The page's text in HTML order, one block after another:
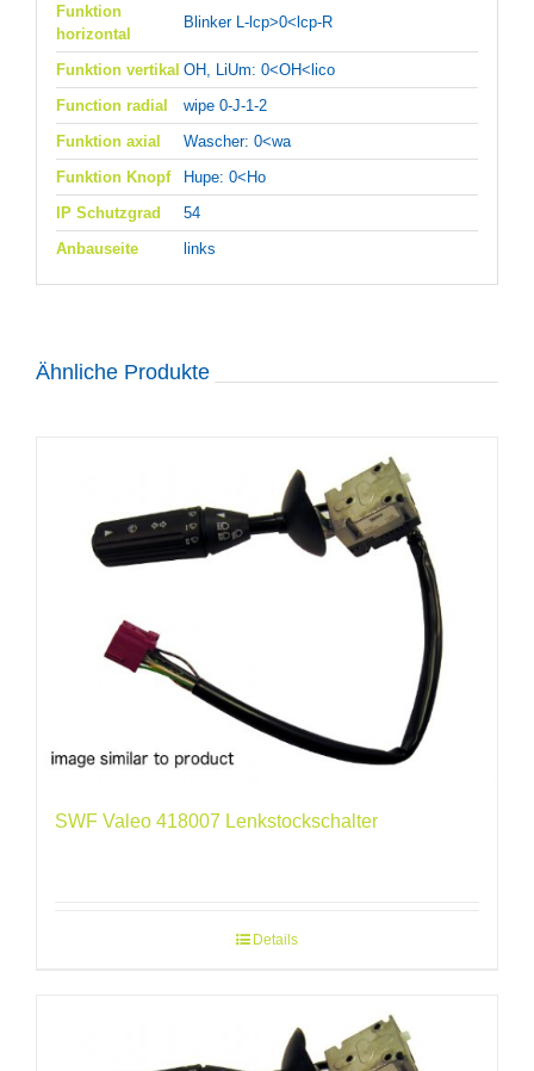
Funktion
horizontal
Blinker L-lcp>0<lcp-R
Funktion vertikal OH, LiUm: 0<OH<lico
Function radial
wipe 0-J-1-2
Funktion axial
Wascher: 0<wa
Funktion Knopf
Hupe: 0<Ho
IP Schutzgrad
54
Anbauseite
links
Ähnliche Produkte
SWF Valeo 418007 Lenkstockschalter
Details